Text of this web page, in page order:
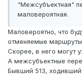
"Межсубъектная"
маловероятная.
Маловероятно, что
отменяемые маршруты
Скорее, в него могут
А межсубъектные
Бывший 513,